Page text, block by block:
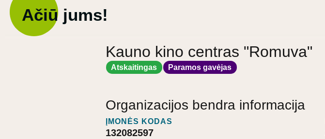
Ačiū jums!
Kauno kino centras "Romuva"
Atskaitingas Paramos gavėjas
Organizacijos bendra informacija
ĮMONĖS KODAS
132082597